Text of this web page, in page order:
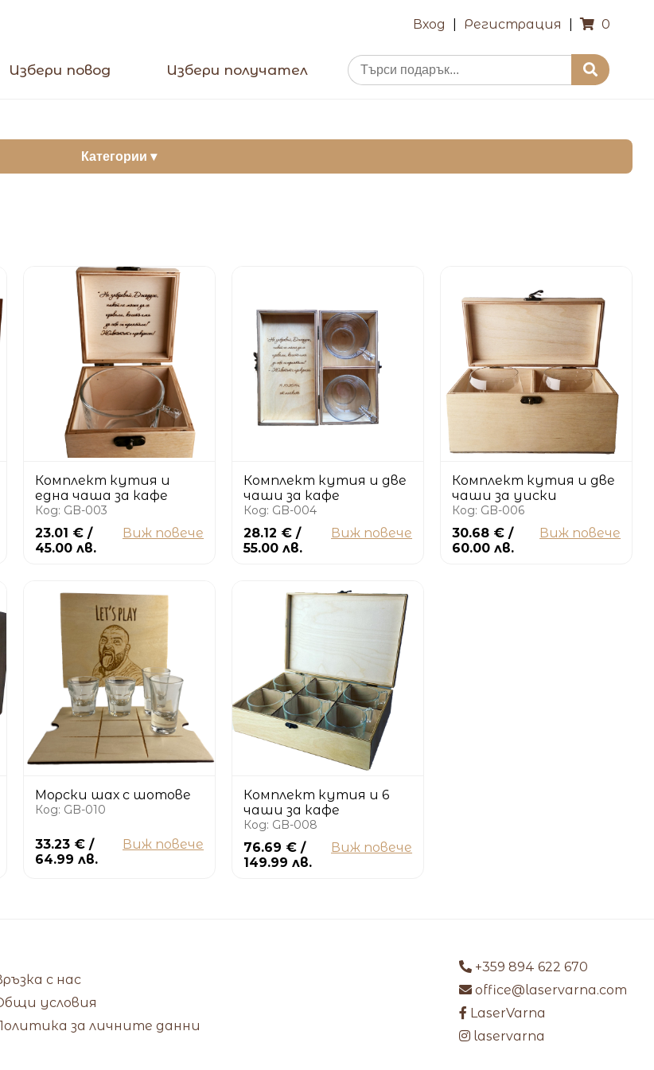
Вход Регистрация 0
Избери повод Избери получател
Категории ▾
Комплект кутия и
една чаша за кафе
Код: GB-003
23.01 € /
45.00 лв.
Виж повече
Комплект кутия и две
чаши за кафе
Код: GB-004
28.12 € /
55.00 лв.
Виж повече
Комплект кутия и две
чаши за уиски
Код: GB-006
30.68 € /
60.00 лв.
Виж повече
Морски шах с шотове
Код: GB-010
33.23 € /
64.99 лв.
Виж повече
Комплект кутия и 6
чаши за кафе
Код: GB-008
76.69 € /
149.99 лв.
Виж повече
с нас
условия
за личните данни
+359 894 622 670
office@laservarna.com
LaserVarna
laservarna